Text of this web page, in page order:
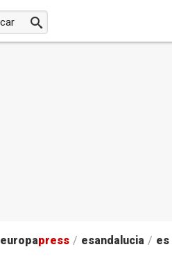
europapress / esandalucia /